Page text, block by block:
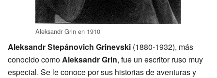
Aleksandr Grin en 1910
Aleksandr Stepánovich Grinevski (1880-1932), más
conocido comoAleksandr Grin, fue un escritor ruso muy
especial. Se le conoce por sus historias de aventuras y